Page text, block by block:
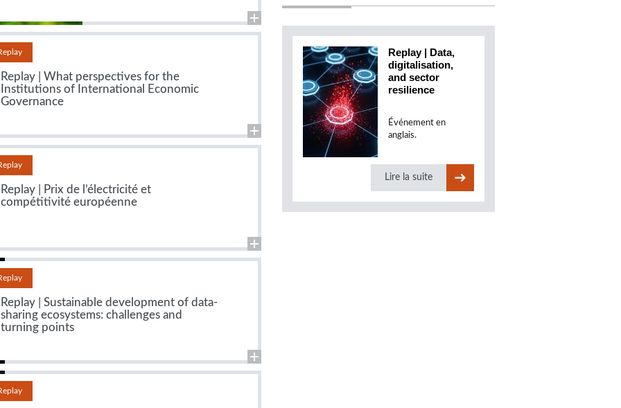
Replay | What perspectives for the
Institutions of International Economic
Governance
Replay | Prix de l’électricité et
compétitivité européenne
Replay | Sustainable development of data-
sharing ecosystems: challenges and
turning points
Replay | Data,
digitalisation,
and sector
resilience
Événement en
anglais.
Lire la suite